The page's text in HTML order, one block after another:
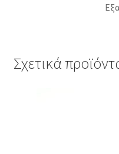
Σχετικά